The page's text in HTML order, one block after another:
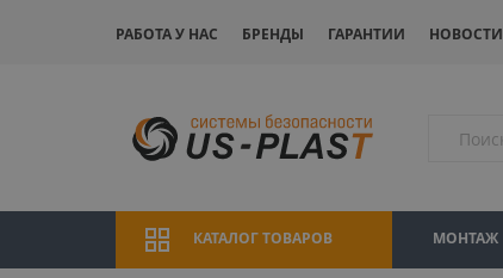
РАБОТА У НАС БРЕНДЫ ГАРАНТИИ НОВОСТИ
КАТАЛОГ ТОВАРОВ МОНТАЖ